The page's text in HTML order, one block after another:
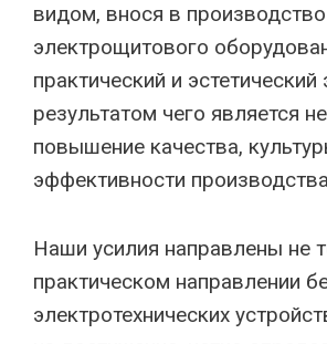
видом, внося в производство
электрощитового
практический и
результатом чего является
повышение качества,
эффективности
Наши усилия направлены не
практическом направлении
электротехнических